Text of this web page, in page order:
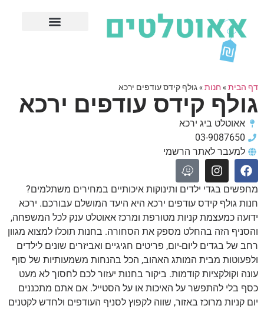
דף הבית» חנות»גולף קידס עודפים ירכא
גולף קידס עודפים ירכא
אאוטלט ביג ירכא
03-9087650
למעבר לאתר הרשמי
מחפשים בגדי ילדים ותינוקות איכותיים במחירים משתלמים?
חנות גולף קידס עודפים ירכא היא היעד המושלם עבורכם. ירכא
ידועה כמעצמת קניות מטורפת ומרכז אאוטלט ענק לכל המשפחה,
והסניף הזה בהחלט מספק את הסחורה. בחנות תוכלו למצוא מגוון
רחב של בגדים ליום-יום, פריטים חגיגיים ואביזרים שונים לילדים
ולפעוטות מבית המותג האהוב, הכל בהנחות משמעותיות של סוף
עונה וקולקציות קודמות. ביקור בחנות יעזור לכם לחסוך לא מעט
כסף בלי להתפשר על האיכות או על הסטייל. אם אתם מתכננים
יום קניות מרוכז באזור, שווה לקפוץ לסניף העודפים ולחדש לקטנים